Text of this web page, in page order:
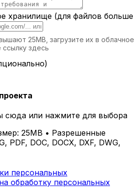
хранилище (для файлов больше
25MB, загрузите их в облачное
здесь
сюда или нажмите для выбора
25MB • Разрешенные
PDF, DOC, DOCX, DXF, DWG,
персональных
обработку персональных